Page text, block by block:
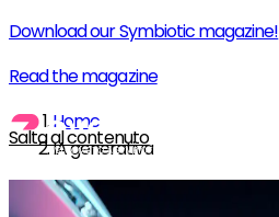
Download our Symbiotic magazine!
Read the magazine
Salta al contenuto
Home
IA generativa